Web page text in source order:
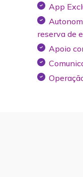
App
reserva de
Apoio